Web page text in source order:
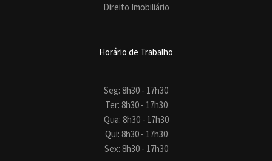
Direito Imobiliário
Horário de Trabalho
Seg: 8h30 - 17h30
Ter: 8h30 - 17h30
Qua: 8h30 - 17h30
Qui: 8h30 - 17h30
Sex: 8h30 - 17h30